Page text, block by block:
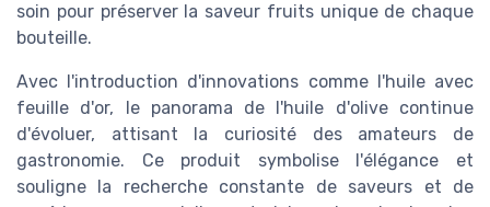
soin pour préserver la saveur fruits unique de chaque
bouteille.
Avec l'introduction d'innovations comme l'huile avec
feuille d'or, le panorama de l'huile d'olive continue
d'évoluer, attisant la curiosité des amateurs de
gastronomie. Ce produit symbolise l'élégance et
souligne la recherche constante de saveurs et de